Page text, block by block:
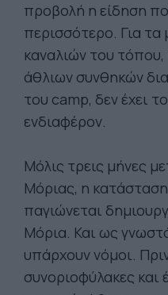
προβολή η είδηση
περισσότερο. Για τα
καναλιών του
άθλιων συνθηκών
του camp, δεν έχει
ενδιαφέρον.
Μόλις τρεις μήνες
Μόριας, η
παγιώνεται
Μόρια. Και ως
υπάρχουν νόμοι.
συνοριοφύλακες και